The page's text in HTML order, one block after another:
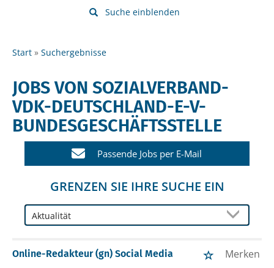
Suche einblenden
Start Suchergebnisse
JOBS VON SOZIALVERBAND-
VDK-DEUTSCHLAND-E-V-
BUNDESGESCHÄFTSSTELLE
Passende Jobs per E-Mail
GRENZEN SIE IHRE SUCHE EIN
Online-Redakteur (gn) Social Media Merken